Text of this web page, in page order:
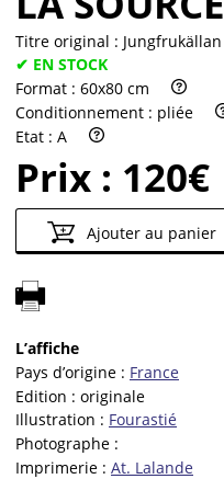
Titre original : Jungfrukällan
✔ EN STOCK
Format : 60x80 cm
Conditionnement : pliée
Etat : A
Prix : 120€
Ajouter au panier
L’affiche
Pays d’origine : France
Edition : originale
Illustration : Fourastié
Photographe :
Imprimerie : At. Lalande